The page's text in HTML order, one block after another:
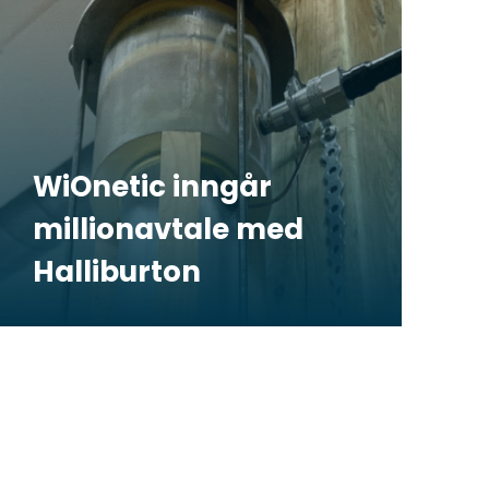
WiOnetic inngår
millionavtale med
Halliburton